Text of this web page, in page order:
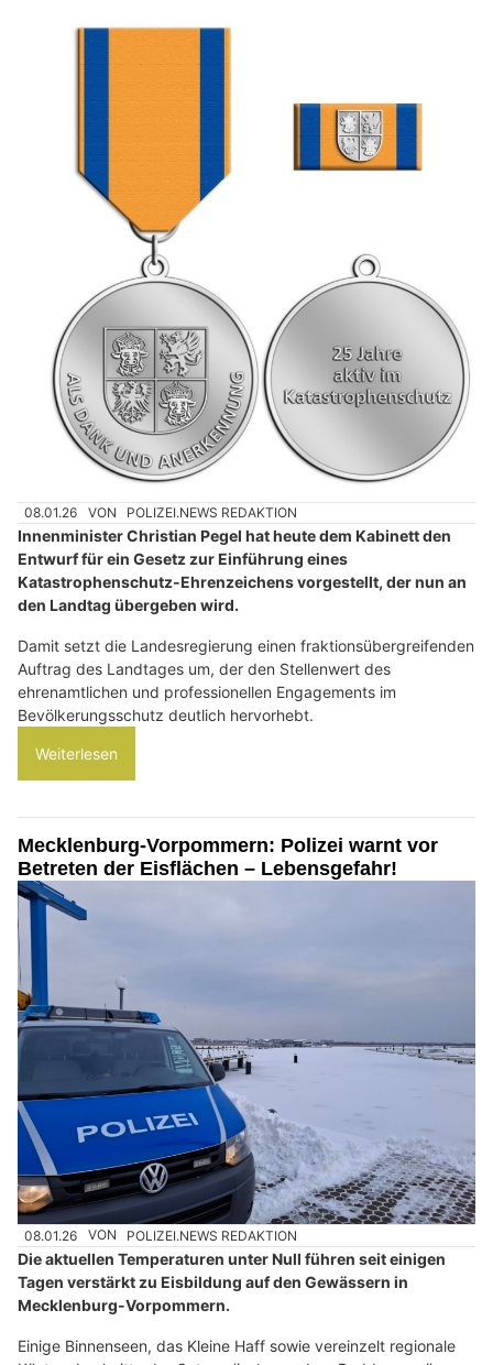
08.01.26 VON POLIZEI.NEWS REDAKTION
Innenminister Christian Pegel hat heute dem Kabinett den
Entwurf für ein Gesetz zur Einführung eines
Katastrophenschutz-Ehrenzeichens vorgestellt, der nun an
den Landtag übergeben wird.
Damit setzt die Landesregierung einen fraktionsübergreifenden
Auftrag des Landtages um, der den Stellenwert des
ehrenamtlichen und professionellen Engagements im
Bevölkerungsschutz deutlich hervorhebt.
Weiterlesen
Mecklenburg-Vorpommern: Polizei warnt vor
Betreten der Eisflächen – Lebensgefahr!
08.01.26 VON POLIZEI.NEWS REDAKTION
Die aktuellen Temperaturen unter Null führen seit einigen
Tagen verstärkt zu Eisbildung auf den Gewässern in
Mecklenburg-Vorpommern.
Einige Binnenseen, das Kleine Haff sowie vereinzelt regionale